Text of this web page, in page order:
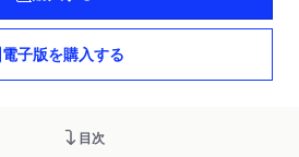
電子版を購入する
目次